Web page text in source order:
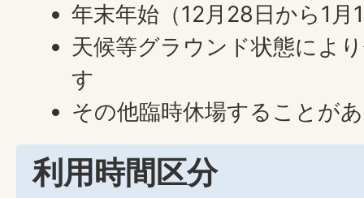
年末年始（12月28日から1月
天候等グラウンド状態によ
す
その他臨時休場することが
利用時間区分